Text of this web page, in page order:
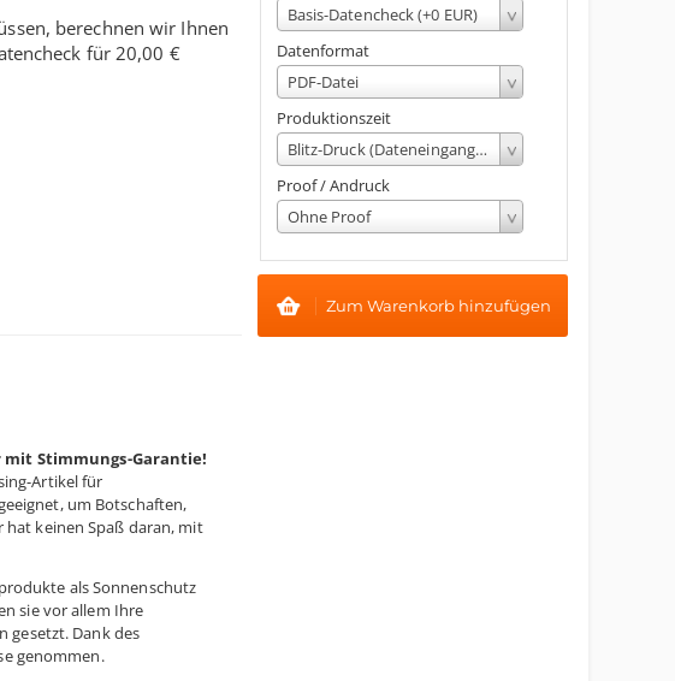
berechnen wir Ihnen
für20,00 €
Stimmungs-Garantie!
Artikel für
um Botschaften,
hat keinen Spaß daran, mit
als Sonnenschutz
sie vor allem Ihre
gesetzt. Dank des
genommen.
Basis-Datencheck (+0 EUR)
Datenformat
PDF-Datei
Produktionszeit
Blitz-Druck (Dateneingang bis 13 Uhr, fertigstellung am gleichen Werktag)
Proof / Andruck
Ohne Proof
Zum Warenkorb hinzufügen